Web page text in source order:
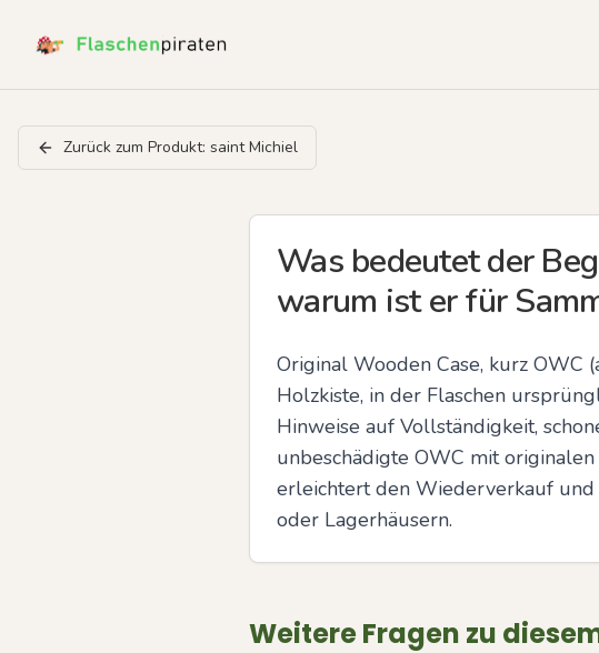
Zurück zum Produkt: saint Michiel
Was bedeutet der
warum ist er für
Original Wooden Case, kurz OWC
Holzkiste, in der Flaschen
Hinweise auf Vollständigkeit,
unbeschädigte OWC mit
erleichtert den Wiederverkauf
oder Lagerhäusern.
Weitere Fragen zu